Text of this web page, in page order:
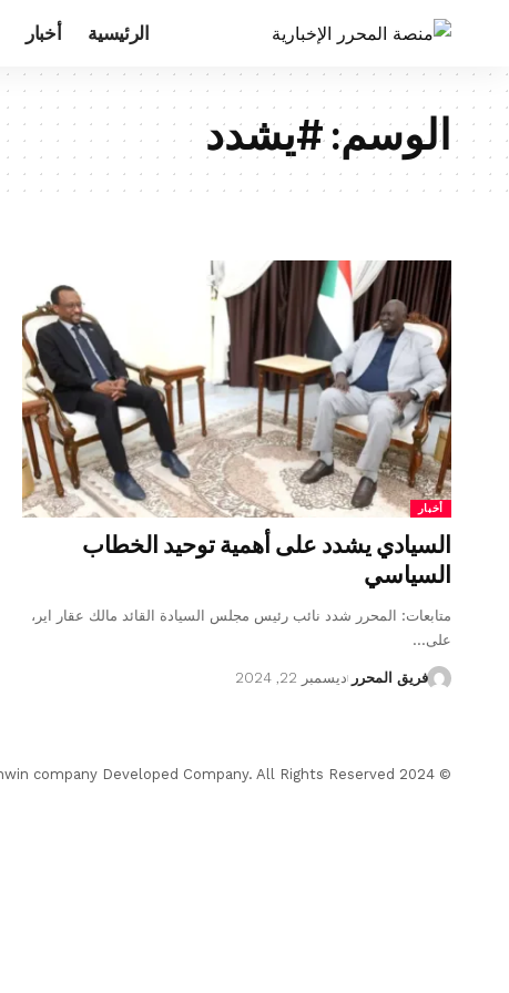
الرئيسية أخبار
الوسم:#يشدد
أخبار
السيادي يشدد على أهمية توحيد الخطاب
السياسي
متابعات: المحرر شدد نائب رئيس مجلس السيادة القائد مالك عقار اير،
على…
فريق المحرر ديسمبر 22, 2024
© 2024 Almohrer News. winwin company Developed Company. All Rights Reserved.